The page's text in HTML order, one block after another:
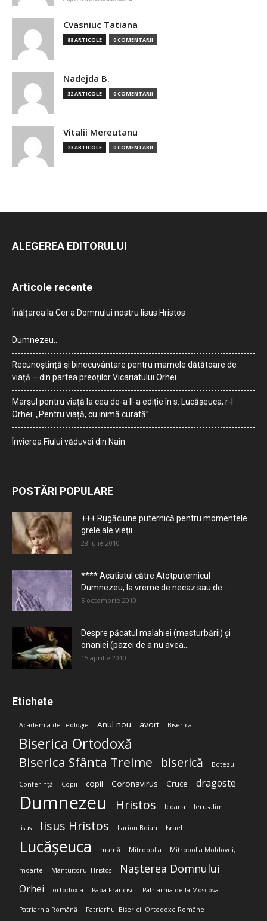
Cvasniuc Tatiana
88 ARTICOLE 0 COMENTARII
Nadejda B.
32 ARTICOLE 0 COMENTARII
Vitalii Mereutanu
23 ARTICOLE 0 COMENTARII
ALEGEREA EDITORULUI
Articole recente
Înălțarea la Cer a Domnului nostru Iisus Hristos
Dumnezeu…
Recunoștință și binecuvântare pentru mamele dătătoare de
viață – din partea preoților Vicariatului Orhei
Marșul pentru viață la cea de-a II-a ediție în s. Lucășeuca, r-l
Orhei: „Pentru viață, cu inimă curată”
Învierea Fiului văduvei din Nain
POSTĂRI POPULARE
+++ Rugăciune puternică pentru momentele
grele ale vieţii
28 iulie 2010
**** Acatistul către Atotputernicul
Dumnezeu, la vreme de necaz sau de...
5 octombrie 2010
Despre păcatul malahiei (masturbării) şi
onaniei (pazei de a nu avea...
15 aprilie 2010
Etichete
Academia de Teologie Anul nou avort Biserica
Biserica Ortodoxă
Biserica Sfânta Treime biserică Botezul
Conferință Copii copil Coronavirus Cruce dragoste
Dumnezeu Hristos Icoana Ierusalim
Iisus Iisus Hristos Ilarion Boian Israel
Lucășeuca mamă Mitropolia Mitropolia Moldovei;
moarte Mântuitorul Hristos Nașterea Domnului
Orhei ortodoxia Papa Francisc Patriarhia de la Moscova
Patriarhia Română Patriarhul Bisericii Ortodoxe Române